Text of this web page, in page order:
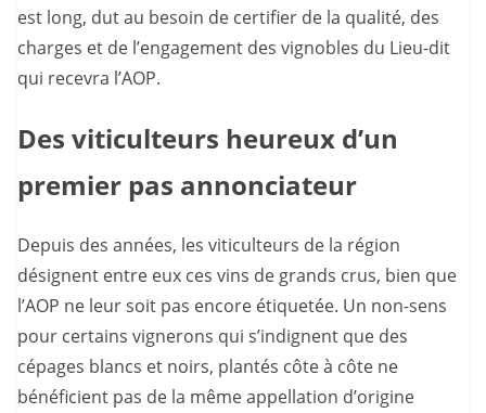
est long, dut au besoin de certifier de la qualité, des
charges et de l’engagement des vignobles du Lieu-dit
qui recevra l’AOP.
Des viticulteurs heureux d’un
premier pas annonciateur
Depuis des années, les viticulteurs de la région
désignent entre eux ces vins de grands crus, bien que
l’AOP ne leur soit pas encore étiquetée. Un non-sens
pour certains vignerons qui s’indignent que des
cépages blancs et noirs, plantés côte à côte ne
bénéficient pas de la même appellation d’origine